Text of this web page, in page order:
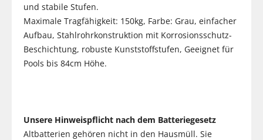
und stabile Stufen.
Maximale Tragfähigkeit: 150kg, Farbe: Grau, einfacher
Aufbau, Stahlrohrkonstruktion mit Korrosionsschutz-
Beschichtung, robuste Kunststoffstufen, Geeignet für
Pools bis 84cm Höhe.
Unsere Hinweispflicht nach dem Batteriegesetz
Altbatterien gehören nicht in den Hausmüll. Sie